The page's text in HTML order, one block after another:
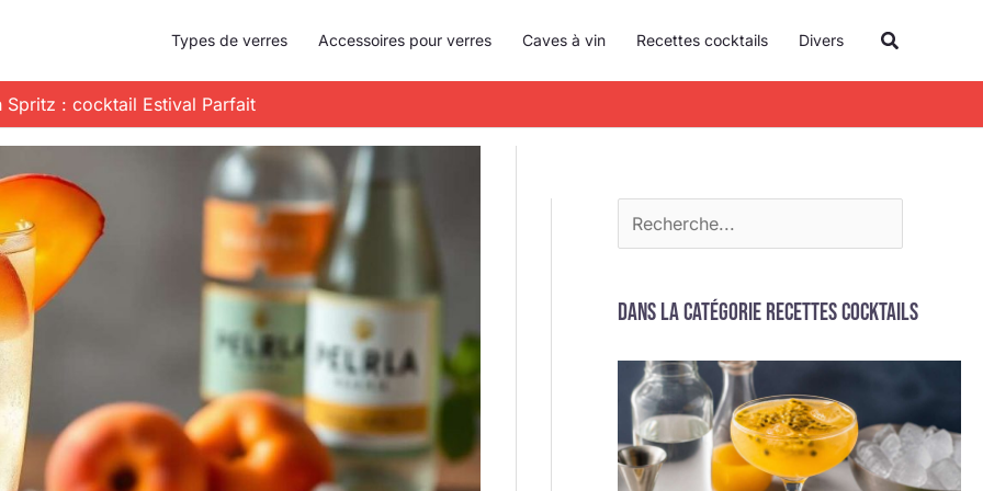
Types de verres Accessoires pour verres Caves à vin Recettes cocktails Divers
Spritz : cocktail Estival Parfait
c
h
e
Dans la catégorie Recettes cocktails